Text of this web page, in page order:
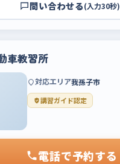
問い合わせる(入力30秒)
車教習所
対応エリア我孫子市
講習ガイド認定
電話で予約する